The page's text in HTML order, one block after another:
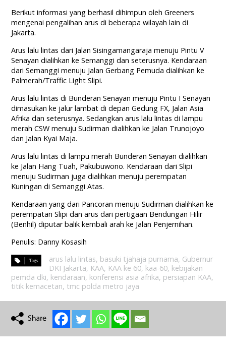
Berikut informasi yang berhasil dihimpun oleh Greeners
mengenai pengalihan arus di beberapa wilayah lain di
Jakarta.
Arus lalu lintas dari Jalan Sisingamangaraja menuju Pintu V
Senayan dialihkan ke Semanggi dan seterusnya. Kendaraan
dari Semanggi menuju Jalan Gerbang Pemuda dialihkan ke
Palmerah/Traffic Light Slipi.
Arus lalu lintas di Bunderan Senayan menuju Pintu I Senayan
dimasukan ke jalur lambat di depan Gedung FX, Jalan Asia
Afrika dan seterusnya. Sedangkan arus lalu lintas di lampu
merah CSW menuju Sudirman dialihkan ke Jalan Trunojoyo
dan Jalan Kyai Maja.
Arus lalu lintas di lampu merah Bunderan Senayan dialihkan
ke Jalan Hang Tuah, Pakubuwono. Kendaraan dari Slipi
menuju Sudirman juga dialihkan menuju perempatan
Kuningan di Semanggi Atas.
Kendaraan yang dari Pancoran menuju Sudirman dialihkan ke
perempatan Slipi dan arus dari pertigaan Bendungan Hilir
(Benhil) diputar balik kembali arah ke Jalan Penjernihan.
Penulis: Danny Kosasih
arus lalu lintas, basuki tjahaja purnama, Gubernur
DKI Jakarta, KAA, KAA ke 60, kaa-60, kebijakan
pemda dki, kendaraan, konferensi asia afrika, persiapan KAA,
titik kemacetan, tmc polda metro jaya